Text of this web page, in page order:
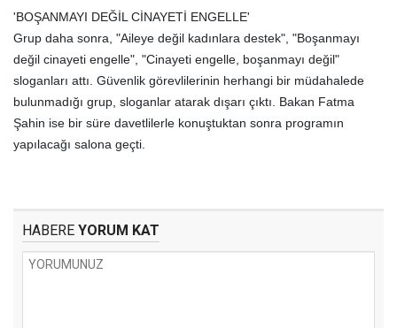
'BOŞANMAYI DEĞİL CİNAYETİ ENGELLE'
Grup daha sonra, "Aileye değil kadınlara destek", "Boşanmayı
değil cinayeti engelle", "Cinayeti engelle, boşanmayı değil"
sloganları attı. Güvenlik görevlilerinin herhangi bir müdahalede
bulunmadığı grup, sloganlar atarak dışarı çıktı. Bakan Fatma
Şahin ise bir süre davetlilerle konuştuktan sonra programın
yapılacağı salona geçti.
HABERE YORUM KAT